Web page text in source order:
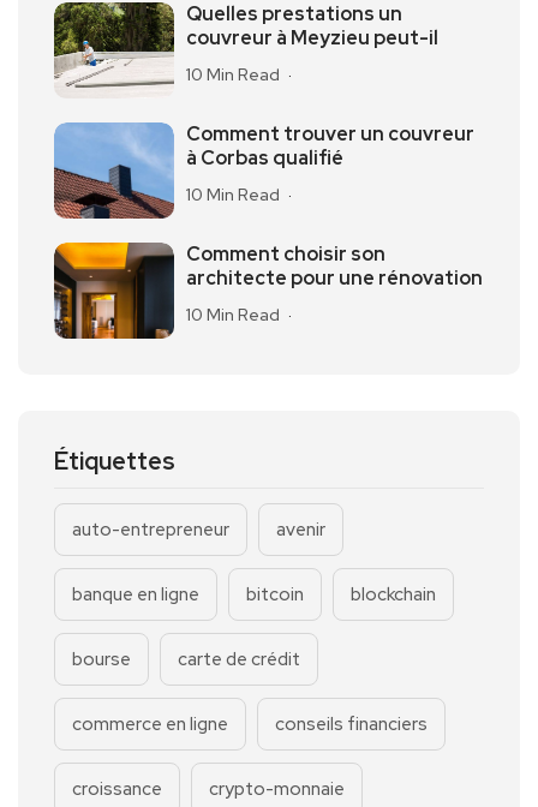
Quelles prestations un
couvreur à Meyzieu peut-il
10 Min Read
Comment trouver un couvreur
à Corbas qualifié
10 Min Read
Comment choisir son
architecte pour une rénovation
10 Min Read
Étiquettes
auto-entrepreneur avenir
banque en ligne bitcoin blockchain
bourse carte de crédit
commerce en ligne conseils financiers
croissance crypto-monnaie